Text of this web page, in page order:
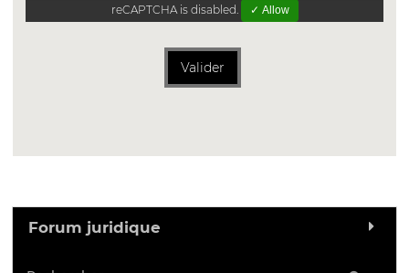
reCAPTCHA is disabled. ✓ Allow
Valider
Forum juridique